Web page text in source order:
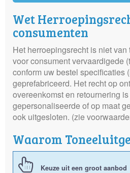
Wet
consumenten
Het herroepingsrecht is niet
voor consument vervaardigede
conform uw bestel specificaties
geprefabriceerd. Het recht op
overeenkomst en retournering
gepersonaliseerde of op maat
ook uitgesloten. (zie
Waarom
Keuze uit een groot aanbod